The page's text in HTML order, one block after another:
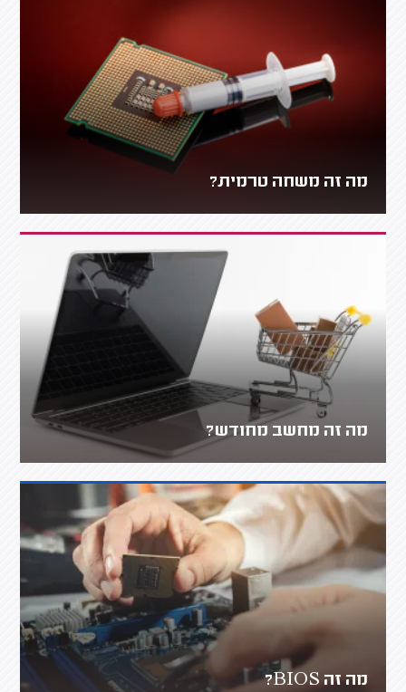
מה זה משחה טרמית?
מה זה מחשב מחודש?
מה זה BIOS?